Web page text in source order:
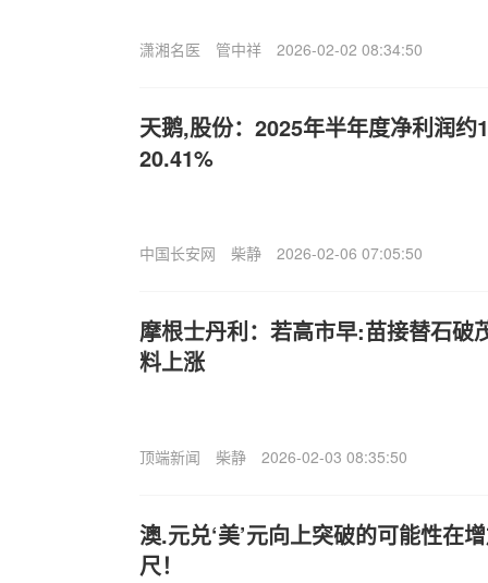
潇湘名医 管中祥 2026-02-02 08:34:50
天鹅,股份：2025年半年度净利润约
20.41%
中国长安网 柴静 2026-02-06 07:05:50
摩根士丹利：若高市早:苗接替石破
料上涨
顶端新闻 柴静 2026-02-03 08:35:50
澳.元兑‘美’元向上突破的可能性在
尺！